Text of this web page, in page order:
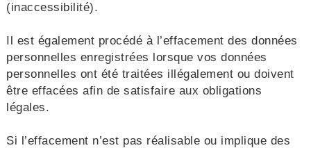
(inaccessibilité).
Il est également procédé à l’effacement des données
personnelles enregistrées lorsque vos données
personnelles ont été traitées illégalement ou doivent
être effacées afin de satisfaire aux obligations
légales.
Si l’effacement n’est pas réalisable ou implique des